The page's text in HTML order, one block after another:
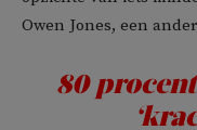
Owen Jones, een
80